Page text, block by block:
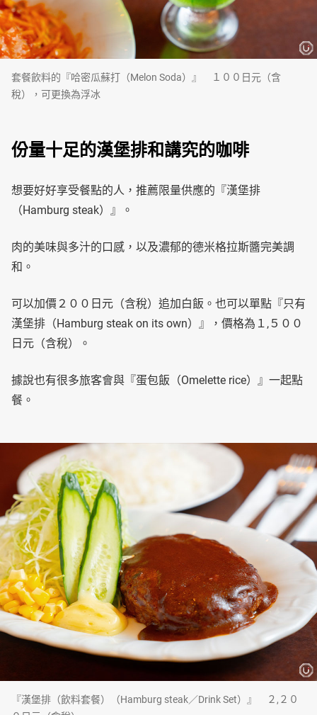
套餐飲料的『哈密瓜蘇打（Melon Soda）』 １００日元（含
稅），可更換為浮冰
份量十足的漢堡排和講究的咖啡
想要好好享受餐點的人，推薦限量供應的『漢堡排
（Hamburg steak）』。
肉的美味與多汁的口感，以及濃郁的德米格拉斯醬完美調
和。
可以加價２００日元（含稅）追加白飯。也可以單點『只有
漢堡排（Hamburg steak on its own）』，價格為１,５００
日元（含稅）。
據說也有很多旅客會與『蛋包飯（Omelette rice）』一起點
餐。
『漢堡排（飲料套餐）（Hamburg steak／Drink Set）』 ２,２０